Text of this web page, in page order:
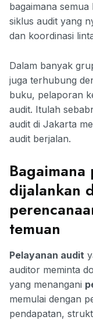
bagaimana
siklus audit yang
dan koordinasi
Dalam banyak
juga terhubung
buku, pelaporan
audit. Itulah
audit di Jakarta
audit berjalan.
dijalankan
temuan
Pelayanan audit
auditor meminta
yang menangani
memulai dengan
pendapatan,